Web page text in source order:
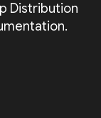
Distribution